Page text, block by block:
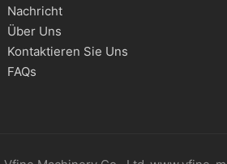
Nachricht
Über Uns
Kontaktieren Sie Uns
FAQs